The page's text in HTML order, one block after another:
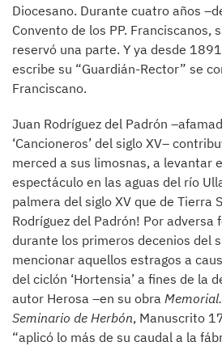
Diocesano. Durante cuatro años
Convento de los PP. Franciscanos,
reservó una parte. Y ya desde
escribe su “Guardián-Rector” se
Franciscano.
Juan Rodríguez del Padrón
‘Cancioneros’ del siglo XV–
merced a sus limosnas, a levantar
espectáculo en las aguas del río
palmera del siglo XV que de Tierra
Rodríguez del Padrón! Por adversa
durante los primeros decenios del
mencionar aquellos estragos a
del ciclón ‘Hortensia’ a fines de la
autor Herosa –en su obra
Seminario de Herbón, Manuscrito
“aplicó lo más de su caudal a la